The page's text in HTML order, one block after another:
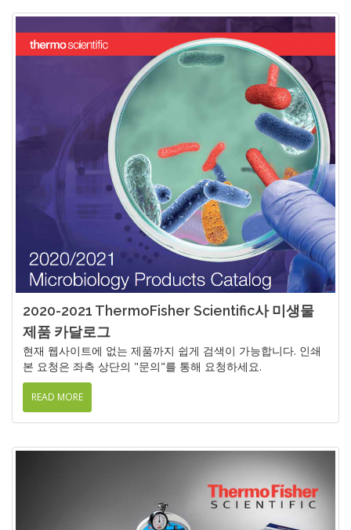
2020-2021 ThermoFisher Scientific사 미생물
제품 카달로그
현재 웹사이트에 없는 제품까지 쉽게 검색이 가능합니다. 인쇄
본 요청은 좌측 상단의 "문의"를 통해 요청하세요.
READ MORE